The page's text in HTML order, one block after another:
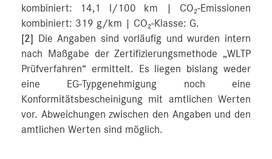
kombiniert: 14,1 l/100 km | CO₂-Emissionen
kombiniert: 319 g/km | CO₂-Klasse: G.
[2]
Die Angaben sind vorläufig und wurden intern
nach Maßgabe der Zertifizierungsmethode „WLTP
Prüfverfahren“ ermittelt. Es liegen bislang weder
eine EG-Typgenehmigung noch eine
Konformitätsbescheinigung mit amtlichen Werten
vor. Abweichungen zwischen den Angaben und den
amtlichen Werten sind möglich.